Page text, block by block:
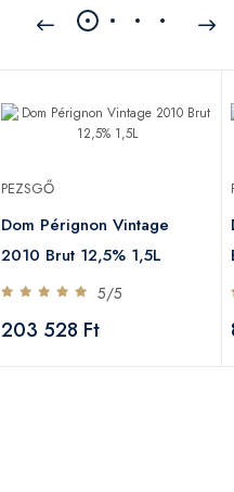
PEZSGŐ
Dom Pérignon Vintage
2010 Brut 12,5% 1,5L
5/5
203 528 Ft